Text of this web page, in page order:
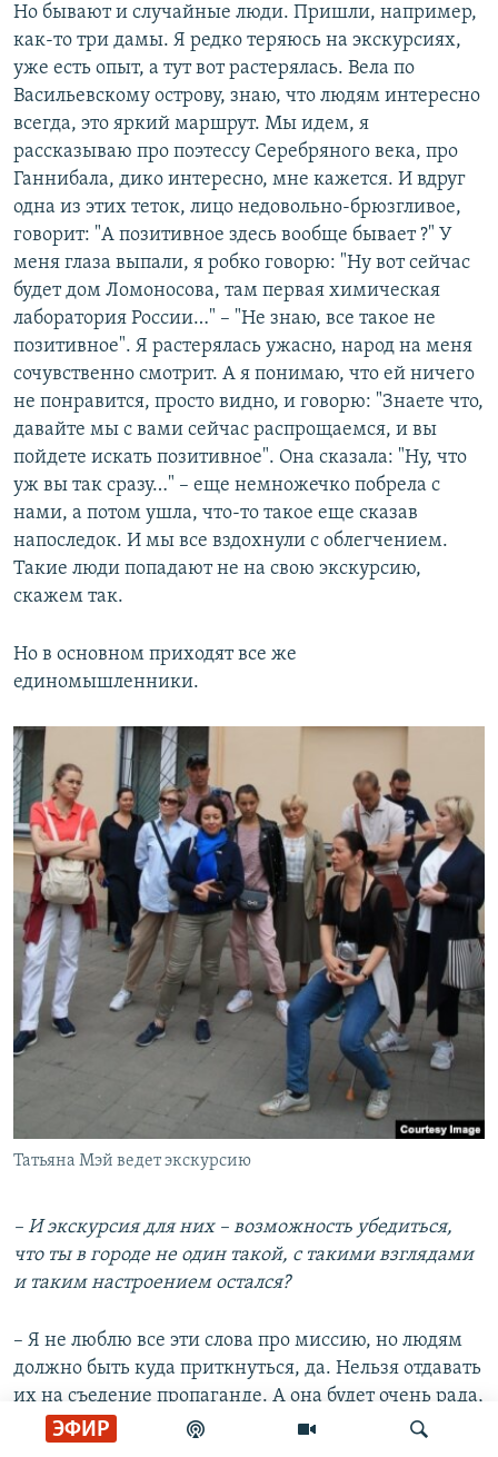
ЭФИР
Но бывают и случайные люди. Пришли, например,
как-то три дамы. Я редко теряюсь на экскурсиях,
уже есть опыт, а тут вот растерялась. Вела по
Васильевскому острову, знаю, что людям интересно
всегда, это яркий маршрут. Мы идем, я
рассказываю про поэтессу Серебряного века, про
Ганнибала, дико интересно, мне кажется. И вдруг
одна из этих теток, лицо недовольно-брюзгливое,
говорит: "А позитивное здесь вообще бывает ?" У
меня глаза выпали, я робко говорю: "Ну вот сейчас
будет дом Ломоносова, там первая химическая
лаборатория России…" – "Не знаю, все такое не
позитивное". Я растерялась ужасно, народ на меня
сочувственно смотрит. А я понимаю, что ей ничего
не понравится, просто видно, и говорю: "Знаете что,
давайте мы с вами сейчас распрощаемся, и вы
пойдете искать позитивное". Она сказала: "Ну, что
уж вы так сразу…" – еще немножечко побрела с
нами, а потом ушла, что-то такое еще сказав
напоследок. И мы все вздохнули с облегчением.
Такие люди попадают не на свою экскурсию,
скажем так.
Но в основном приходят все же
единомышленники.
Татьяна Мэй ведет экскурсию
– И экскурсия для них – возможность убедиться,
что ты в городе не один такой, с такими взглядами
и таким настроением остался?
– Я не люблю все эти слова про миссию, но людям
должно быть куда приткнуться, да. Нельзя отдавать
их на съедение пропаганде. А она будет очень рада,
если все нормальные уедут или покончат с собой.